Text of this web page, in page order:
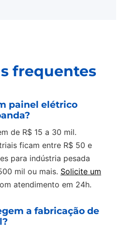
frequentes
painel elétrico
de R$ 15 a 30 mil.
ficam entre R$ 50 e
para indústria pesada
mil ou mais. Solicite um
atendimento em 24h.
a fabricação de